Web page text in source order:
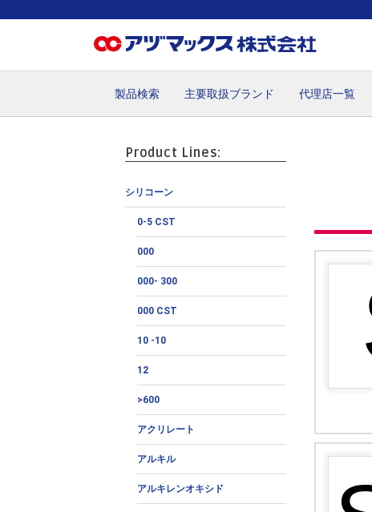
製品検索 主要取扱ブランド 代理店一覧
Product Lines:
シリコーン
0-5 CST
000
000- 300
000 CST
10 -10
12
>600
アクリレート
アルキル
アルキレンオキシド